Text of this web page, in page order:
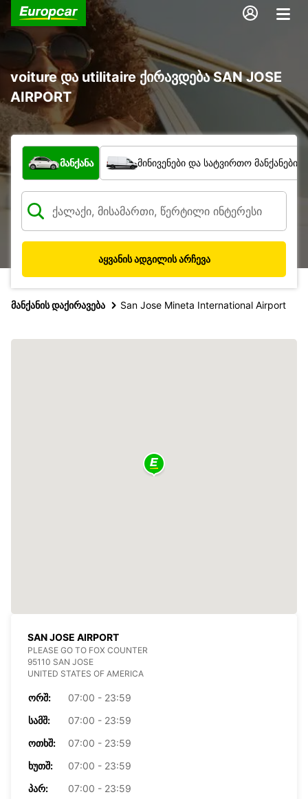
voiture და utilitaire ქირავდება SAN JOSE
AIRPORT
რა ტიპის ავტომობილი?
მანქანა მინივენები და სატვირთო მანქანები
აყვანის ადგილის არჩევა
მანქანის დაქირავება San Jose Mineta International Airport
SAN JOSE AIRPORT
PLEASE GO TO FOX COUNTER
95110 SAN JOSE
UNITED STATES OF AMERICA
ᲝᲠᲨ:
07:00 - 23:59
ᲡᲐᲛᲨ:
07:00 - 23:59
ᲝᲗᲮᲨ:
07:00 - 23:59
ᲮᲣᲗᲨ:
07:00 - 23:59
ᲞᲐᲠ:
07:00 - 23:59